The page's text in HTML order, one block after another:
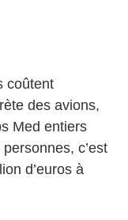
coûtent
des avions,
Med entiers
c’est
d’euros à